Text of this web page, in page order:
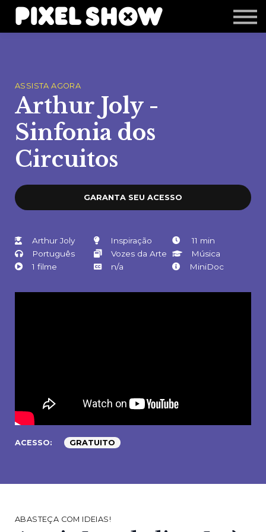
Shop
Revista Zupi
ASSISTA AGORA
Arthur Joly -
Sinfonia dos
Circuitos
GARANTA SEU ACESSO
Arthur Joly Inspiração
11 min
Português
Vozes da Arte
Música
1 filme
n/a MiniDoc
ACESSO: GRATUITO
ABASTEÇA COM IDEIAS!